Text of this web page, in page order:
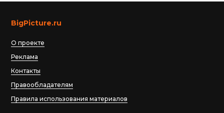
BigPicture.ru
О проекте
Реклама
Контакты
Правообладателям
Правила использования материалов